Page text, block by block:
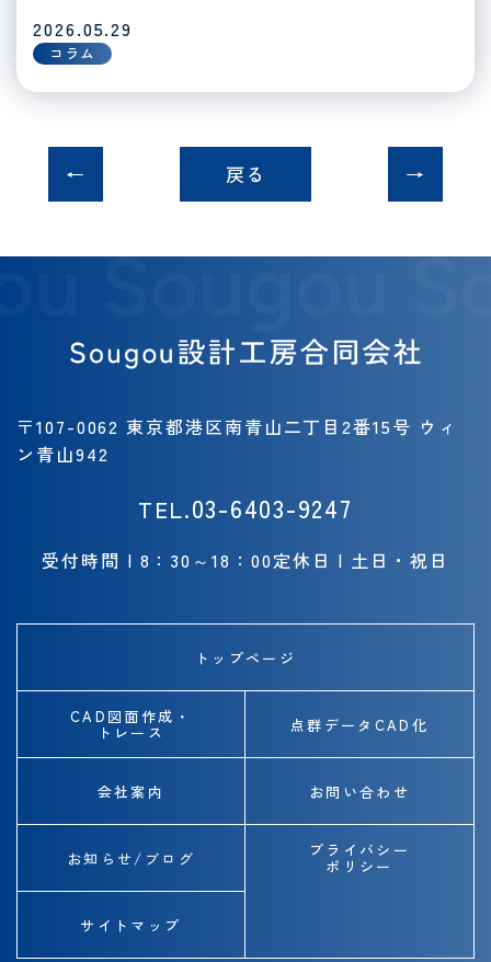
2026.05.29
コラム
戻る
Sougou
〒107-0062 東京都港区南青山二丁目2番15号 ウィ
ン青山942
TEL.03-6403-9247
受付時間 | 8：30～18：00定休日 | 土日・祝日
トップページ
CAD図面作成・
トレース 点群データCAD化
会社案内 お問い合わせ
お知らせ/ブログ プライバシー
ポリシー
サイトマップ